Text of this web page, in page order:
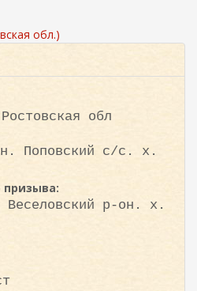
обл.)
Ростовская обл
Поповский с/с. х.
призыва:
Веселовский р-он. х.